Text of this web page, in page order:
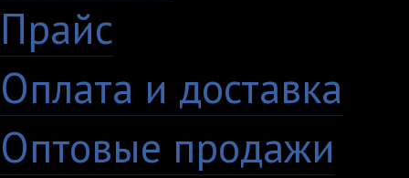
Прайс
Оплата и доставка
Оптовые продажи